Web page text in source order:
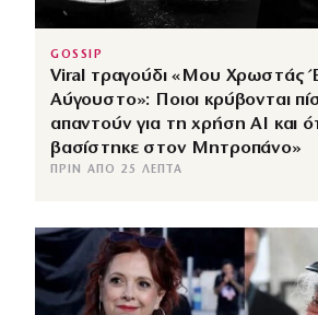
GOSSIP
Viral τραγούδι «Μου Χρωστάς
Αύγουστο»: Ποιοι κρύβονται
απαντούν για τη χρήση AI και
βασίστηκε στον Μητροπάνο»
ΠΡΙΝ ΑΠΌ 25 ΛΕΠΤΆ